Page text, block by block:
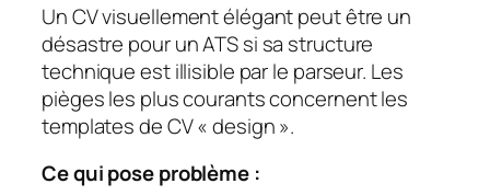
Un CV visuellement élégant peut être un
désastre pour un ATS si sa structure
technique est illisible par le parseur. Les
pièges les plus courants concernent les
templates de CV « design ».
Ce qui pose problème :